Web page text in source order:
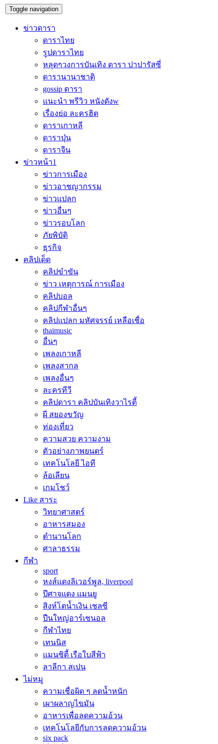
Toggle navigation
ข่าวดารา
ดาราไทย
รูปดาราไทย
หลุดๆวงการบันเทิง ดารา ปาปารัสซี่
ดารานานาชาติ
gossip ดารา
แนะนำ พรีวิว หนังดังw
เรื่องย่อ ละครฮิต
ดาราเกาหลี
ดาราปุ่น
ดาราจีน
ข่าวหน้า1
ข่าวการเมือง
ข่าวอาชญากรรม
ข่าวแปลก
ข่าวอื่นๆ
ข่าวรอบโลก
ภัยพิบัติ
ธุรกิจ
คลิปเด็ด
คลิปขำขัน
ข่าว เหตุการณ์ การเมือง
คลิปบอล
คลิปกีฬาอื่นๆ
คลิปแปลก มหัศจรรย์ เหลือเชื่อ
thaimusic
อื่นๆ
เพลงเกาหลี
เพลงสากล
เพลงอื่นๆ
ละครทีวี
คลิปดารา คลิปบันเทิงวาไรตี้
ผี สยองขวัญ
ท่องเที่ยว
ความสวย ความงาม
ตัวอย่างภาพยนตร์
เทคโนโลยี ไอที
ล้อเลียน
เกมโชว์
Like สาระ
วิทยาศาสตร์
อาหารสมอง
ตำนานโลก
ศาลาธรรม
กีฬา
sport
หงส์แดงลิเวอร์พูล, liverpool
ปีศาจแดง แมนยู
สิงห์โตน้ำเงิน เชลซี
ปืนใหญ่อาร์เซนอล
กีฬาไทย
เทนนิส
แมนซิตี้ เรือใบสีฟ้า
ลาลีกา สเปน
ไม่หมู
ความเชื่อผิด ๆ ลดน้ำหนัก
เผาผลาญไขมัน
อาหารเพื่อลดความอ้วน
เทคโนโลยีกับการลดความอ้วน
six pack